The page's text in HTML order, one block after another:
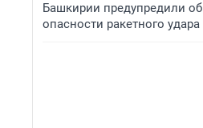
Башкирии предупредили об
опасности ракетного удара